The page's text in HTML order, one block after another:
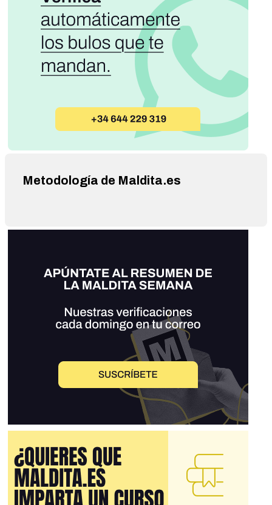
familiares sus planes de contingencia. DIRECTIVAS
INMEDIATAS PARA LA FAMILIA CUBANA: · ALMACENE
AGUA: Prioridad número uno. Llenar todo recipiente
disponible. · RESGUARDE ALIMENTOS: Conserve los
alimentos no perecederos. Consuma primero los
perecederos antes de que se dañen por falta de
refrigeración. · PREPARE ILUMINACIÓN: Linternas, velas,
fósforos. Tengan extrema precaución para evitar incendios.
· MEDICAMENTOS: Asegure los medicamentos de uso
crónico para personas de la tercera edad, niños y enfermos.
· SOLIDARIDAD: Organicen la cuadra, el edificio, el barrio.
La unión vecinal y la vigilancia colectiva serán nuestra
principal defensa. · CUMPLA LAS ÓRDENES: Permanezca
y los puntos de mando de zona. El transporte y los recursos
que quedarán serán únicamente para emergencias vitales.
ustedes. ¡PREPARÉMONOS PARA LO MÁS DURO, CON
LA CERTEZA DE QUE VENCEREMOS! ESTADO MAYOR
Metodología de Maldita.es